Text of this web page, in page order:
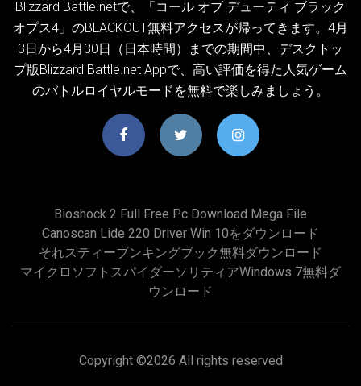
Blizzard Battle.netで、「コール オブ デューティ ブラック
オプス4」のBLACKOUT無料アクセスが帰ってきます。4月
3日から4月30日（日本時間）までの期間中、デスクトッ
プ版Blizzard Battle.net Appで、高い評価を得た人気ゲーム
のバトルロイヤルモードを無料で楽しみましょう。
Bioshock 2 Full Free Pc Download Mega File
Canoscan Lide 220 Driver Win 10をダウンロード
それスティーブンキングブック無料ダウンロード
マイクロソフトスパイダーソリティアWindows 7無料ダ
ウンロード
Copyright ©2026 All rights reserved